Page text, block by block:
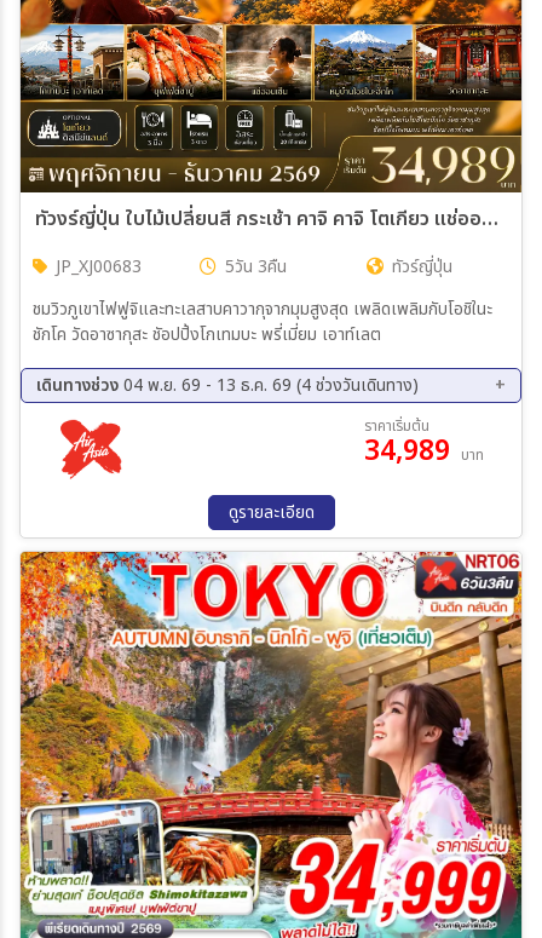
ทัวงร์ญี่ปุ่น ใบไม้เปลี่ยนสี กระเช้า คาจิ คาจิ โตเกียว แช่ออนเซ็น Freeday 5วัน 3คืน (XJ)
JP_XJ00683 5วัน 3คืน
ทัวร์ญี่ปุ่น
ชมวิวภูเขาไฟฟูจิและทะเลสาบคาวากุจากมุมสูงสุด เพลิดเพลิมกับโอชิในะ
ชักโค วัดอาซากุสะ ชัอปปิ้งโกเทมบะ พรี่เมี่ยม เอาท์เลต
เดินทางช่วง04 พ.ย. 69 - 13 ธ.ค. 69 (4 ช่วงวันเดินทาง)
04 พ.ย. 69 - 08 พ.ย. 69
11 พ.ย. 69 - 15 พ.ย. 69
03 ธ.ค. 69 - 07 ธ.ค. 69
09 ธ.ค. 69 - 13 ธ.ค. 69
ราคาเริ่มต้น
34,989 บาท
ดูรายละเอียด